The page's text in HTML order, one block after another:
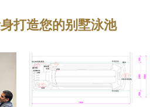
打造您的别墅泳池